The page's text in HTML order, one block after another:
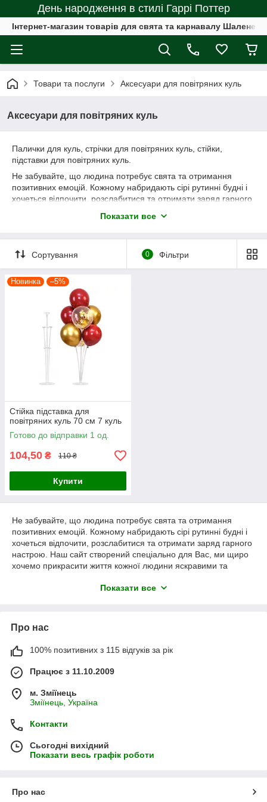
День народження в стилі Гаррі Поттер
Інтернет-магазин товарів для свята та карнавалу Шалене
Товари та послуги Аксесуари для повітряних куль
Аксесуари для повітряних куль
Палички для куль, стрічки для повітряних куль, стійки,
підставки для повітряних куль.
Не забувайте, що людина потребує свята та отримання
позитивних емоцій. Кожному набридають сірі рутинні будні і
хочеться відпочити, розслабитися та отримати заряд гарного
хочемо прикрасити життя кожної людини яскравими та
Додайте до свого життя інших фарб
Показати все
Сортування 0 Фільтри
Новинка –5%
Стійка підставка для
повітряних куль 70 см 7 куль
Готово до відправки 1 од.
104,50 ₴ 110 ₴
Купити
Не забувайте, що людина потребує свята та отримання
позитивних емоцій. Кожному набридають сірі рутинні будні і
хочеться відпочити, розслабитися та отримати заряд гарного
настрою. Наш сайт створений спеціально для Вас, ми щиро
хочемо прикрасити життя кожної людини яскравими та
Додайте до свого життя інших фарб.
Показати все
Про нас
100% позитивних з 115 відгуків за рік
Працює з 11.10.2009
м. Зміїнець
Зміїнець, Україна
Контакти
Сьогодні вихідний
Показати весь графік роботи
Про нас